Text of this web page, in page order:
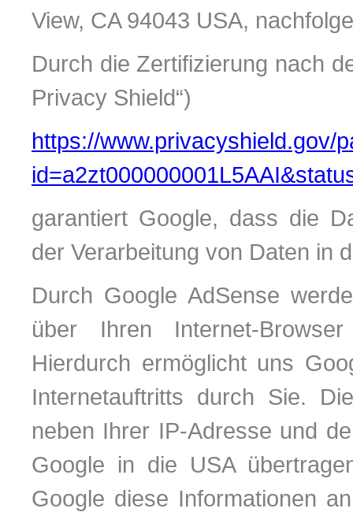
View, CA 94043 USA,
Durch die Zertifizierung nach
Privacy Shield“)
https://www.privacyshield.gov/
garantiert Google, dass die
der Verarbeitung von Daten in
Durch Google AdSense
über Ihren Internet-
Hierdurch ermöglicht uns
Internetauftritts durch Sie.
neben Ihrer IP-Adresse und
Google in die USA
Google diese Informationen